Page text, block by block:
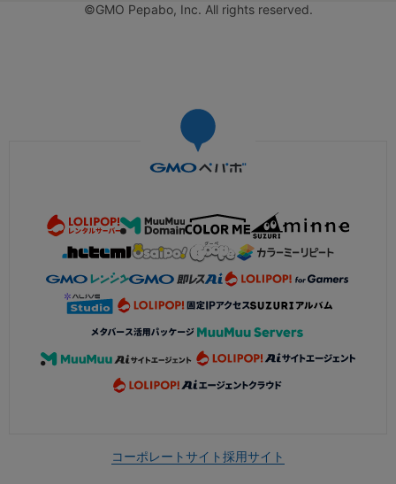
©GMO Pepabo, Inc. All rights reserved.
コーポレートサイト採用サイト